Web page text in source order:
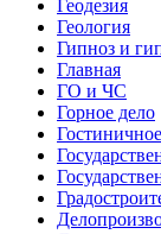
Геодезия
Геология
Гипноз и
Главная
ГО и ЧС
Горное дело